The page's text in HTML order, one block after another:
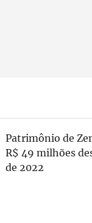
Patrimônio de
R$ 49 milhões
de 2022